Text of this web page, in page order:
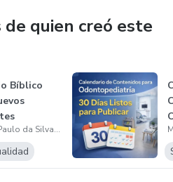
quien creó este
Bíblico
Marcos Paulo da Silva Freitas